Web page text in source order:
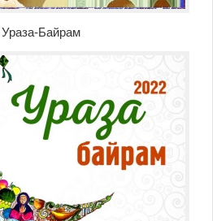
Ураза-Байрам